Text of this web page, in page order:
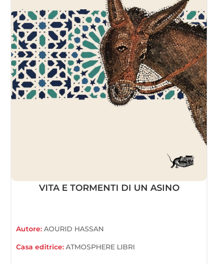
VITA E TORMENTI DI UN ASINO
Autore:AOURID HASSAN
Casa editrice:ATMOSPHERE LIBRI